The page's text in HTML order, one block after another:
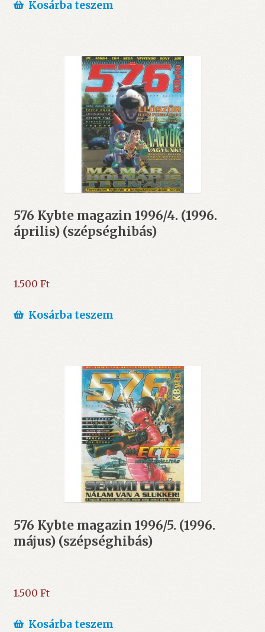
Kosárba teszem
576 Kybte magazin 1996/4. (1996.
április) (szépséghibás)
1.500 Ft
Kosárba teszem
576 Kybte magazin 1996/5. (1996.
május) (szépséghibás)
1.500 Ft
Kosárba teszem